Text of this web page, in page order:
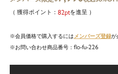
82 を進呈
会員価格で購入するには メンバーズ登録が
商品番号
flo-fu-226